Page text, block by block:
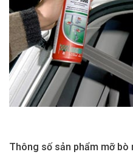
Thông số sản phẩm mỡ bò